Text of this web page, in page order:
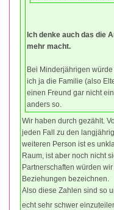
Ich denke auch das die
mehr macht.
Bei Minderjährigen
ich ja die Familie (also
einen Freund gar nicht
anders so.
Wir haben durch gezählt.
jeden Fall zu den
weiteren Person ist es
Raum, ist aber noch nicht
Partnerschaften würden
Beziehungen bezeichnen.
Also diese Zahlen sind so
echt sehr schwer